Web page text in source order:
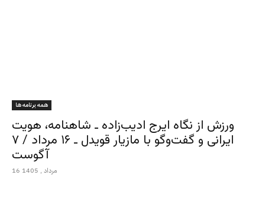
همه برنامه ها
ورزش از نگاه ایرج ادیب‌زاده ـ شاهنامه، هویت
ایرانی و گفت‌وگو با مازیار قویدل ـ ۱۶ مرداد / ۷
آگوست
16 مرداد , 1405